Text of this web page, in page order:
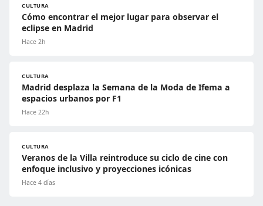
CULTURA
Cómo encontrar el mejor lugar para observar el
eclipse en Madrid
Hace 2h
CULTURA
Madrid desplaza la Semana de la Moda de Ifema a
espacios urbanos por F1
Hace 22h
CULTURA
Veranos de la Villa reintroduce su ciclo de cine con
enfoque inclusivo y proyecciones icónicas
Hace 4 días